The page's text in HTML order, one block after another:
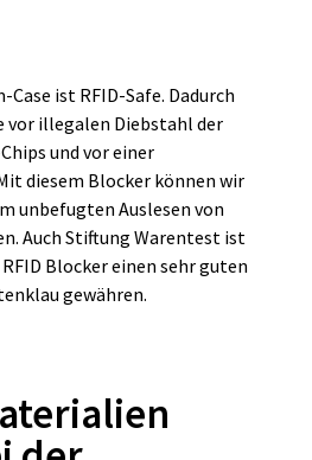
ist RFID-Safe. Dadurch
vor illegalen Diebstahl der
und vor einer
diesem Blocker können wir
unbefugten Auslesen von
Auch Stiftung Warentest ist
Blocker einen sehr guten
gewähren.